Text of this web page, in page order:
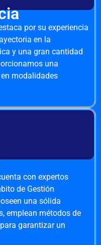
por su experiencia
en la
y una gran cantidad
una
modalidades
con expertos
de Gestión
una sólida
emplean métodos de
garantizar un